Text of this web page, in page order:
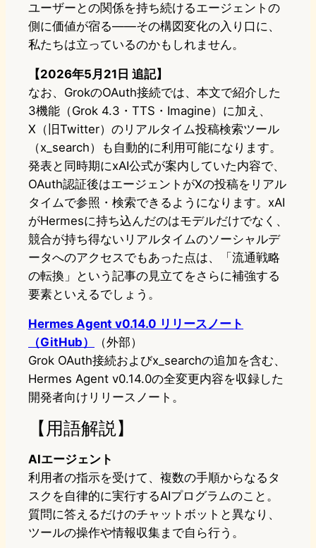
ユーザーとの関係を持ち続けるエージェントの
側に価値が宿る——その構図変化の入り口に、
私たちは立っているのかもしれません。
【2026年5月21日 追記】
なお、GrokのOAuth接続では、本文で紹介した
3機能（Grok 4.3・TTS・Imagine）に加え、
X（旧Twitter）のリアルタイム投稿検索ツール
（x_search）も自動的に利用可能になります。
発表と同時期にxAI公式が案内していた内容で、
OAuth認証後はエージェントがXの投稿をリアル
タイムで参照・検索できるようになります。xAI
がHermesに持ち込んだのはモデルだけでなく、
競合が持ち得ないリアルタイムのソーシャルデ
ータへのアクセスでもあった点は、「流通戦略
の転換」という記事の見立てをさらに補強する
要素といえるでしょう。
Hermes Agent v0.14.0 リリースノート
（GitHub）
（外部）
Grok OAuth接続およびx_searchの追加を含む、
Hermes Agent v0.14.0の全変更内容を収録した
開発者向けリリースノート。
【用語解説】
AIエージェント
利用者の指示を受けて、複数の手順からなるタ
スクを自律的に実行するAIプログラムのこと。
質問に答えるだけのチャットボットと異なり、
ツールの操作や情報収集まで自ら行う。